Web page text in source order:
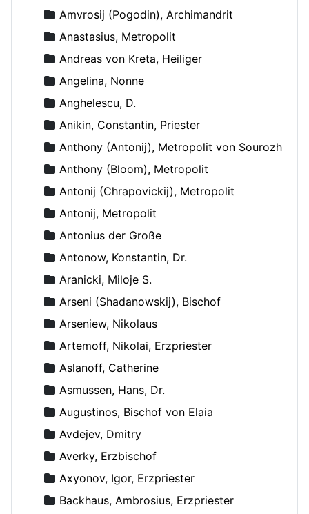
Amvrosij (Pogodin), Archimandrit
Anastasius, Metropolit
Andreas von Kreta, Heiliger
Angelina, Nonne
Anghelescu, D.
Anikin, Constantin, Priester
Anthony (Antonij), Metropolit von Sourozh
Anthony (Bloom), Metropolit
Antonij (Chrapovickij), Metropolit
Antonij, Metropolit
Antonius der Große
Antonow, Konstantin, Dr.
Aranicki, Miloje S.
Arseni (Shadanowskij), Bischof
Arseniew, Nikolaus
Artemoff, Nikolai, Erzpriester
Aslanoff, Catherine
Asmussen, Hans, Dr.
Augustinos, Bischof von Elaia
Avdejev, Dmitry
Averky, Erzbischof
Axyonov, Igor, Erzpriester
Backhaus, Ambrosius, Erzpriester